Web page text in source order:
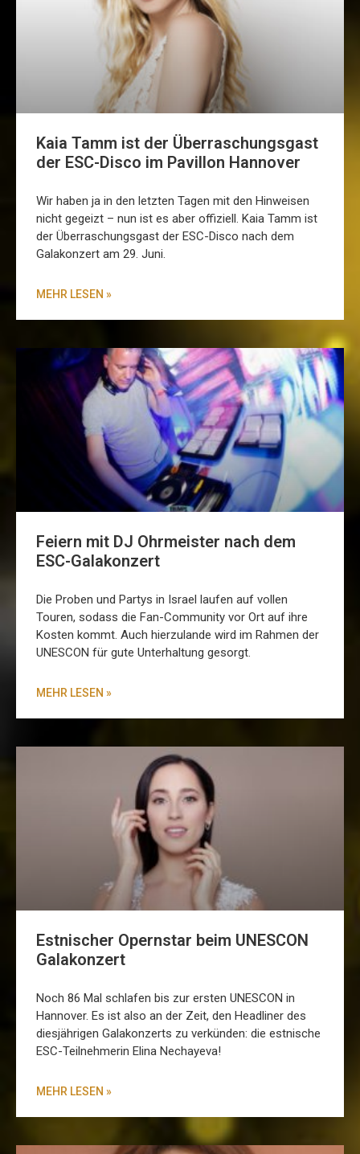
Kaia Tamm ist der Überraschungsgast
der ESC-Disco im Pavillon Hannover
Wir haben ja in den letzten Tagen mit den Hinweisen
nicht gegeizt – nun ist es aber offiziell. Kaia Tamm ist
der Überraschungsgast der ESC-Disco nach dem
Galakonzert am 29. Juni.
MEHR LESEN »
Feiern mit DJ Ohrmeister nach dem
ESC-Galakonzert
Die Proben und Partys in Israel laufen auf vollen
Touren, sodass die Fan-Community vor Ort auf ihre
Kosten kommt. Auch hierzulande wird im Rahmen der
UNESCON für gute Unterhaltung gesorgt.
MEHR LESEN »
Estnischer Opernstar beim UNESCON
Galakonzert
Noch 86 Mal schlafen bis zur ersten UNESCON in
Hannover. Es ist also an der Zeit, den Headliner des
diesjährigen Galakonzerts zu verkünden: die estnische
ESC-Teilnehmerin Elina Nechayeva!
MEHR LESEN »